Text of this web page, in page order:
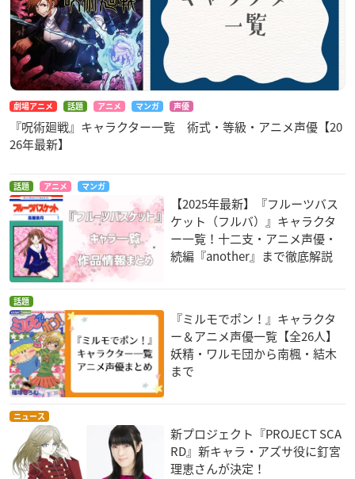
劇場アニメ 話題 アニメ マンガ 声優
『呪術廻戦』キャラクター一覧 術式・等級・アニメ声優【20
26年最新】
話題 アニメ マンガ
【2025年最新】『フルーツバス
ケット（フルバ）』キャラクタ
ー一覧！十二支・アニメ声優・
続編『another』まで徹底解説
話題
『ミルモでポン！』キャラクタ
ー＆アニメ声優一覧【全26人】
妖精・ワルモ団から南楓・結木
まで
ニュース
新プロジェクト『PROJECT SCA
RD』新キャラ・アズサ役に釘宮
理恵さんが決定！